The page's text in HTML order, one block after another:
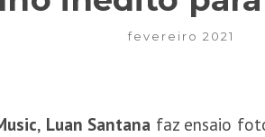
fevereiro 2021
, Luan Santana faz ensaio